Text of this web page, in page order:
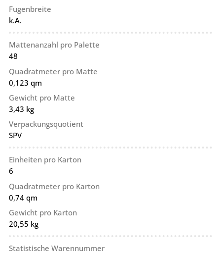
Fugenbreite
k.A.
Mattenanzahl pro Palette
48
Quadratmeter pro Matte
0,123 qm
Gewicht pro Matte
3,43 kg
Verpackungsquotient
SPV
Einheiten pro Karton
6
Quadratmeter pro Karton
0,74 qm
Gewicht pro Karton
20,55 kg
Statistische Warennummer